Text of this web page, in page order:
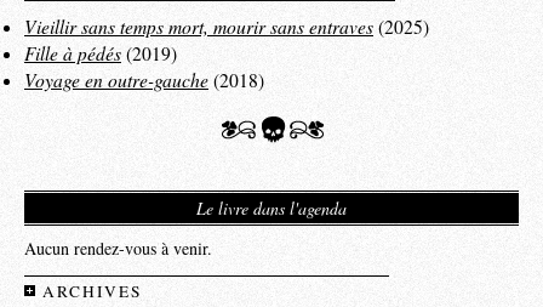
Vieillir sans temps mort, mourir sans entraves (2025)
Fille à pédés (2019)
Voyage en outre-gauche (2018)
Le livre dans l'agenda
Aucun rendez-vous à venir.
ARCHIVES